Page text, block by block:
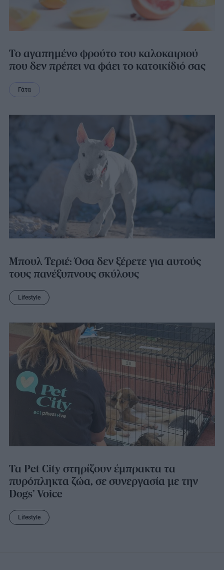
Το αγαπημένο φρούτο του καλοκαιριού
που δεν πρέπει να φάει το κατοικίδιό σας
Γάτα
Μπουλ Τεριέ: Όσα δεν ξέρετε για αυτούς
τους πανέξυπνους σκύλους
Lifestyle
Τα Pet City στηρίζουν έμπρακτα τα
πυρόπληκτα ζώα, σε συνεργασία με την
Dogs’ Voice
Lifestyle